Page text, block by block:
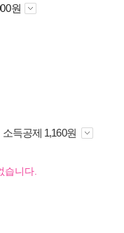
원
소득공제 1,160원
습니다.